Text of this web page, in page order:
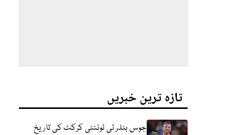
تازہ ترین خبریں
جوس بٹلر ٹی ٹوئنٹی کرکٹ کی تاریخ